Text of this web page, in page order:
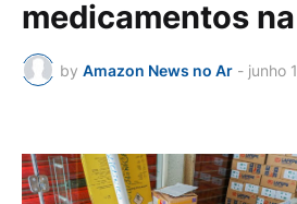
medicamentos
by Amazon News no Ar - junho